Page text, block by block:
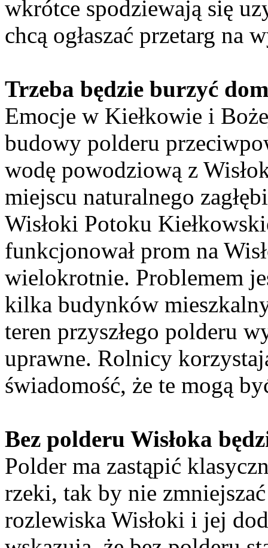
wkrótce spodziewają się
chcą ogłaszać przetarg na
Trzeba będzie burzyć
Emocje w Kiełkowie i
budowy polderu
wodę powodziową z
miejscu naturalnego
Wisłoki Potoku
funkcjonował prom na
wielokrotnie. Problemem
kilka budynków
teren przyszłego polderu
uprawne. Rolnicy
świadomość, że te mogą
Bez polderu Wisłoka
Polder ma zastąpić
rzeki, tak by nie
rozlewiska Wisłoki i jej